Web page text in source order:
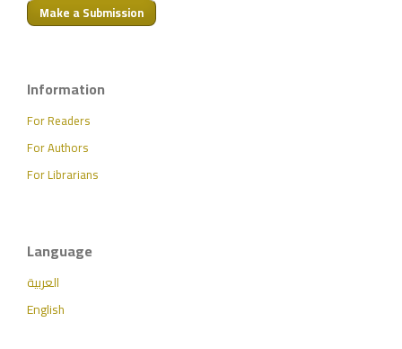
Make a Submission
Information
For Readers
For Authors
For Librarians
Language
العربية
English